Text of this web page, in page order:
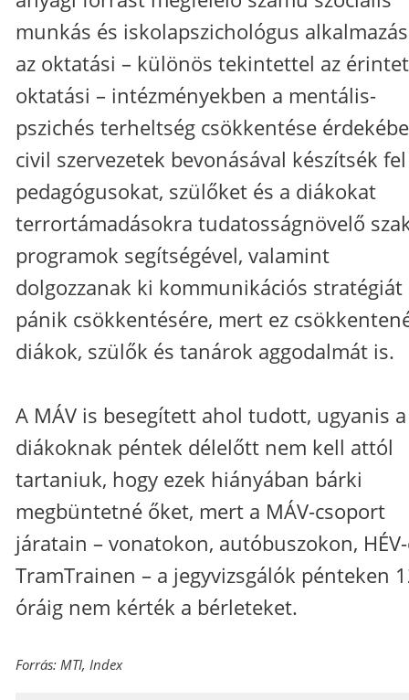
munkás és iskolapszichológus
az oktatási – különös tekintettel az
oktatási – intézményekben a mentális-
pszichés terheltség csökkentése
civil szervezetek bevonásával készítsék
pedagógusokat, szülőket és a diákokat
terrortámadásokra tudatosságnövelő
programok segítségével, valamint
dolgozzanak ki kommunikációs stratégiát
pánik csökkentésére, mert ez
diákok, szülők és tanárok aggodalmát is.
A MÁV is besegített ahol tudott, ugyanis a
diákoknak péntek délelőtt nem kell attól
tartaniuk, hogy ezek hiányában bárki
megbüntetné őket, mert a MÁV-csoport
járatain – vonatokon, autóbuszokon,
TramTrainen – a jegyvizsgálók pénteken
óráig nem kérték a bérleteket.
Forrás: MTI, Index